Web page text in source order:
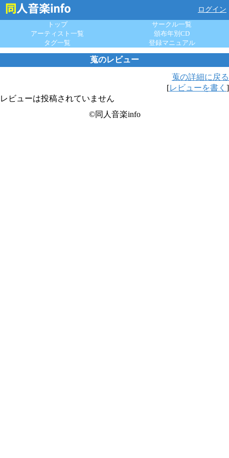
ログイン
トップ
サークル一覧
アーティスト一覧
頒布年別CD
タグ一覧
登録マニュアル
蒐のレビュー
蒐の詳細に戻る
[レビューを書く ]
レビューは投稿されていません
©同人音楽info